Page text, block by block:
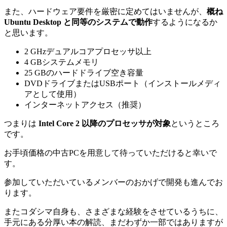
また、ハードウェア要件を厳密に定めてはいませんが、 概ね
Ubuntu Desktop と同等のシステムで動作するようになるか
と思います。
2 GHzデュアルコアプロセッサ以上
4 GBシステムメモリ
25 GBのハードドライブ空き容量
DVDドライブまたはUSBポート（インストールメディ
アとして使用）
インターネットアクセス（推奨）
つまりは Intel Core 2 以降のプロセッサが対象というところ
です。
お手頃価格の中古PCを用意して待っていただけると幸いで
す。
参加していただいているメンバーのおかげで開発も進んでお
ります。
またコダシマ自身も、さまざまな経験をさせているうちに、
手元にある分厚い本の解読、まだわずか一部ではありますが